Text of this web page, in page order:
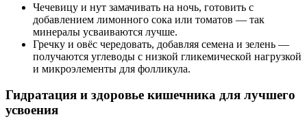
Чечевицу и нут замачивать на ночь, готовить с
добавлением лимонного сока или томатов — так
минералы усваиваются лучше.
Гречку и овёс чередовать, добавляя семена и зелень —
получаются углеводы с низкой гликемической нагрузкой
и микроэлементы для фолликула.
Гидратация и здоровье кишечника для лучшего
усвоения